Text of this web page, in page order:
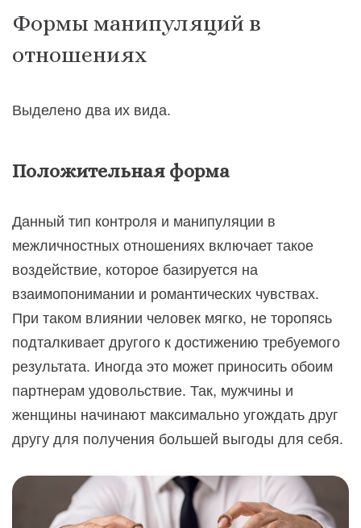
Формы манипуляций в
отношениях
Выделено два их вида.
Положительная форма
Данный тип контроля и манипуляции в
межличностных отношениях включает такое
воздействие, которое базируется на
взаимопонимании и романтических чувствах.
При таком влиянии человек мягко, не торопясь
подталкивает другого к достижению требуемого
результата. Иногда это может приносить обоим
партнерам удовольствие. Так, мужчины и
женщины начинают максимально угождать друг
другу для получения большей выгоды для себя.